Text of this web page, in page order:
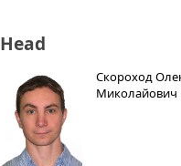
Head
Скороход
Миколайович